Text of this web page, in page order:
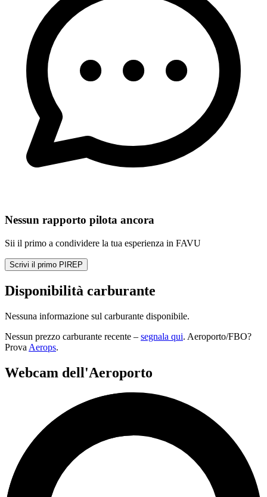
Nessun rapporto pilota ancora
Sii il primo a condividere la tua esperienza in FAVU
Scrivi il primo PIREP
Disponibilità carburante
Nessuna informazione sul carburante disponibile.
Nessun prezzo carburante recente – segnala qui. Aeroporto/FBO?
Prova Aerops.
Webcam dell'Aeroporto